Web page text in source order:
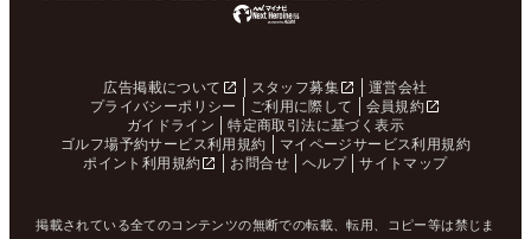
広告掲載について スタッフ募集
運営会社
プライバシーポリシー
ご利用に際して
会員規約
ガイドライン
特定商取引法に基づく表示
ゴルフ場予約サービス利用規約
マイページサービス利用規約
ポイント利用規約
お問合せ ヘルプ サイトマップ
掲載されている全てのコンテンツの無断での転載、転用、コピー等は禁じま